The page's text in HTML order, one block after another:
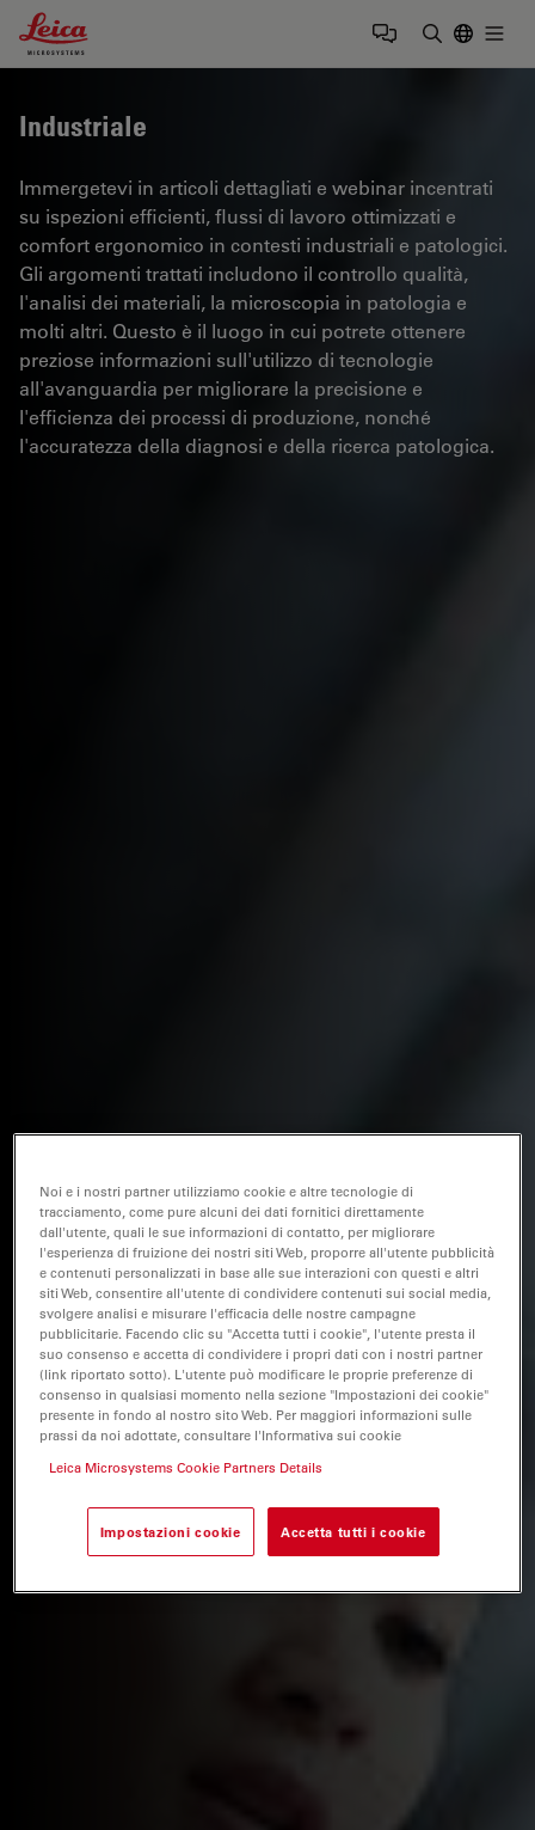
Leica Microsystems Logo
Industriale
Immergetevi in articoli dettagliati e webinar incentrati
su ispezioni efficienti, flussi di lavoro ottimizzati e
comfort ergonomico in contesti industriali e patologici.
Gli argomenti trattati includono il controllo qualità,
l'analisi dei materiali, la microscopia in patologia e
molti altri. Questo è il luogo in cui potrete ottenere
preziose informazioni sull'utilizzo di tecnologie
all'avanguardia per migliorare la precisione e
l'efficienza dei processi di produzione, nonché
l'accuratezza della diagnosi e della ricerca patologica.
Noi e i nostri partner utilizziamo cookie e altre tecnologie di
tracciamento, come pure alcuni dei dati fornitici direttamente
dall'utente, quali le sue informazioni di contatto, per migliorare
l'esperienza di fruizione dei nostri siti Web, proporre all'utente pubblicità
e contenuti personalizzati in base alle sue interazioni con questi e altri
siti Web, consentire all'utente di condividere contenuti sui social media,
svolgere analisi e misurare l'efficacia delle nostre campagne
pubblicitarie. Facendo clic su "Accetta tutti i cookie", l'utente presta il
suo consenso e accetta di condividere i propri dati con i nostri partner
(link riportato sotto). L'utente può modificare le proprie preferenze di
consenso in qualsiasi momento nella sezione "Impostazioni dei cookie"
presente in fondo al nostro sito Web. Per maggiori informazioni sulle
prassi da noi adottate, consultare l'Informativa sui cookie
Leica Microsystems Cookie Partners Details
Impostazioni cookie Accetta tutti i cookie